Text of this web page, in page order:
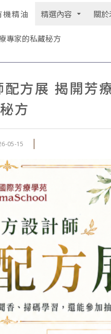
機精油 精選內容 關
專家的私藏秘方
配方展 揭開芳
方
05-15